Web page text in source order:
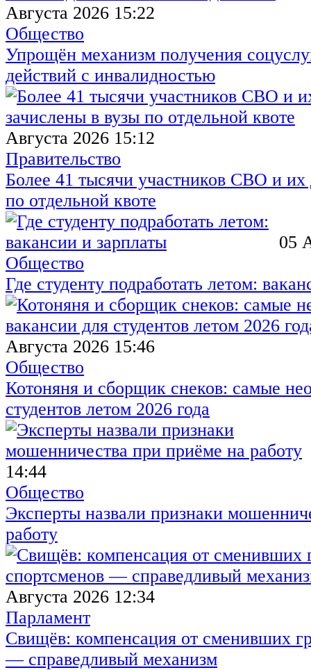
Августа 2026 15:22
Общество
Упрощён механизм получения
действий с инвалидностью
Августа 2026 15:12
Правительство
Более 41 тысячи участников СВО и их
по отдельной квоте
05
Общество
Где студенту подработать летом:
Августа 2026 15:46
Общество
Котоняня и сборщик снеков: самые
студентов летом 2026 года
14:44
Общество
Эксперты назвали признаки
работу
Августа 2026 12:34
Парламент
Свищёв: компенсация от сменивших
— справедливый механизм